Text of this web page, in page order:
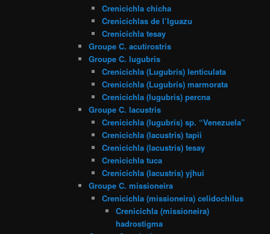
Crenicichla chicha
Crenicichlas de l’Iguazu
Crenicichla tesay
Groupe C. acutirostris
Groupe C. lugubris
Crenicichla (Lugubris) lenticulata
Crenicichla (Lugubris) marmorata
Crenicichla (lugubris) percna
Groupe C. lacustris
Crenicichla (lugubris) sp. “Venezuela”
Crenicichla (lacustris) tapii
Crenicichla (lacustris) tesay
Crenicichla tuca
Crenicichla (lacustris) yjhui
Groupe C. missioneira
Crenicichla (missioneira) celidochilus
Crenicichla (missioneira)
hadrostigma